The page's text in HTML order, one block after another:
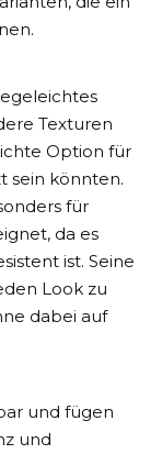
Texturen
Option für
sein könnten.
für
da es
ist. Seine
Look zu
dabei auf
und fügen
und